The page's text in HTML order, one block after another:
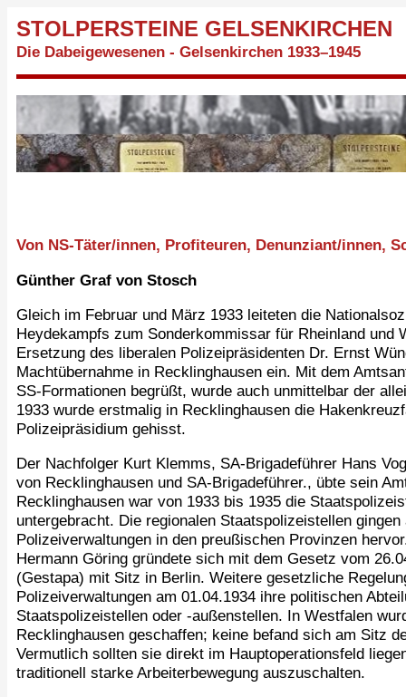
STOLPERSTEINE GELSENKIRCHEN
Die Dabeigewesenen - Gelsenkirchen 1933–1945
Von NS-Täter/innen, Profiteuren, Denunziant/innen,
Günther Graf von Stosch
Gleich im Februar und März 1933 leiteten die
Heydekampfs zum Sonderkommissar für Rheinland
Ersetzung des liberalen Polizeipräsidenten Dr. Ernst
Machtübernahme in Recklinghausen ein. Mit dem
SS-Formationen begrüßt, wurde auch unmittelbar der
1933 wurde erstmalig in Recklinghausen die
Polizeipräsidium gehisst.
Der Nachfolger Kurt Klemms, SA-Brigadeführer Hans
von Recklinghausen und SA-Brigadeführer., übte sein
Recklinghausen war von 1933 bis 1935 die
untergebracht. Die regionalen Staatspolizeistellen
Polizeiverwaltungen in den preußischen Provinzen
Hermann Göring gründete sich mit dem Gesetz vom
(Gestapa) mit Sitz in Berlin. Weitere gesetzliche
Polizeiverwaltungen am 01.04.1934 ihre politischen
Staatspolizeistellen oder -außenstellen. In Westfalen
Recklinghausen geschaffen; keine befand sich am Sitz
Vermutlich sollten sie direkt im Hauptoperationsfeld
traditionell starke Arbeiterbewegung auszuschalten.